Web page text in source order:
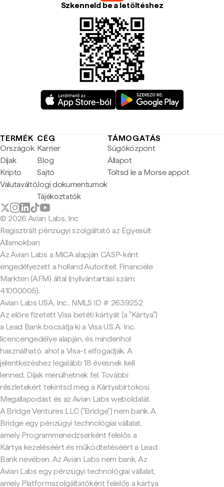
Szkenneld be a letöltéshez
TERMÉK
Országok
Díjak
Kripto
Valutaváltó
CÉG
Karrier
Blog
Sajtó
Jogi dokumentumok
Tájékoztatók
TÁMOGATÁS
Súgóközpont
Állapot
Töltsd le a Morse appot
© 2026 Avian Labs, Inc
Regisztrált pénzügyi szolgáltató az Egyesült
Államokban
Az Avian Labs a MiCA alapján CASP-ként
engedélyezett a holland Autoriteit Financiële
Markten (AFM) által (nyilvántartási szám:
41000005).
Avian Labs USA, Inc., NMLS ID # 2639252
Az előre fizetett Visa betéti kártyát (a "Kártya")
a Lead Bank bocsátja ki a Visa U.S.A. Inc.
licencengedélye alapján, és mindenhol
használható, ahol a Visa-t elfogadják. A
jelentkezéshez legalább 18 évesnek kell
lenned. Díjak merülhetnek fel. További
részletekért tekintsd meg a Kártyabirtokosi
Megállapodást és az Avian Labs weboldalát.
A Bridge Ventures LLC ("Bridge") nem bank. A
Bridge egy pénzügyi technológiai vállalat,
amely Programmenedzserként felelős a
Kártya kezeléséért és működtetéséért a Lead
Bank nevében. Az Avian Labs nem bank. Az
Avian Labs egy pénzügyi technológiai vállalat,
amely Platformszolgáltatóként felelős a kártya